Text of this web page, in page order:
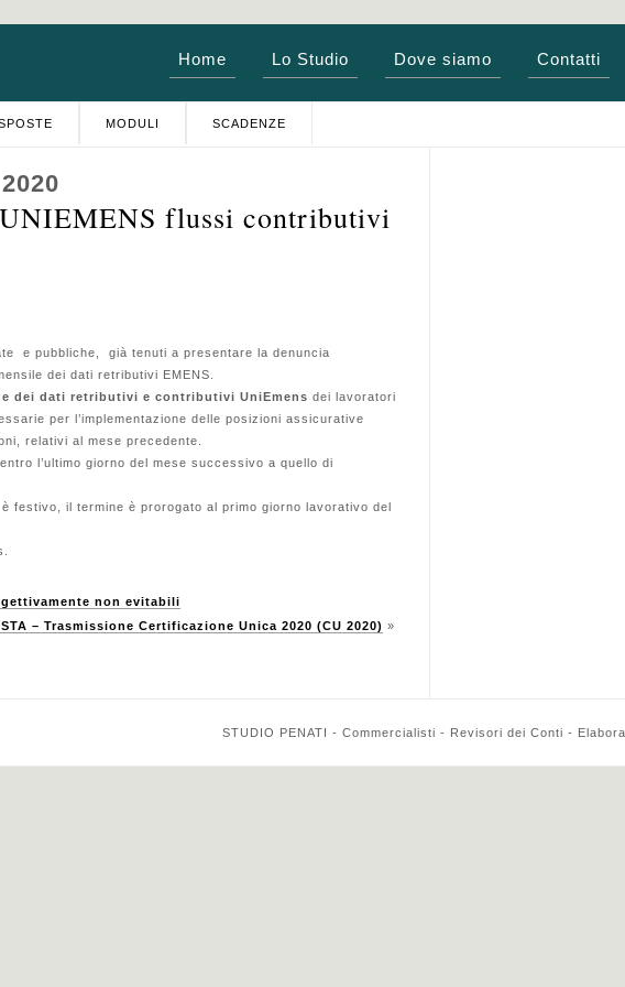
Home Lo Studio Dove siamo Contatti
MODULI SCADENZE
flussi contributivi
e pubbliche, già tenuti a presentare la denuncia
dei dati retributivi EMENS.
dei dati retributivi e contributivi UniEmens dei lavoratori
per l’implementazione delle posizioni assicurative
relativi al mese precedente.
l’ultimo giorno del mese successivo a quello di
festivo, il termine è prorogato al primo giorno lavorativo del
non evitabili
– Trasmissione Certificazione Unica 2020 (CU 2020) »
STUDIO PENATI - Commercialisti - Revisori dei Conti -